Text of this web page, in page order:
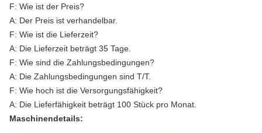
F: Wie ist der Preis?
A: Der Preis ist verhandelbar.
F: Wie ist die Lieferzeit?
A: Die Lieferzeit beträgt 35 Tage.
F: Wie sind die Zahlungsbedingungen?
A: Die Zahlungsbedingungen sind T/T.
F: Wie hoch ist die Versorgungsfähigkeit?
A: Die Lieferfähigkeit beträgt 100 Stück pro Monat.
Maschinendetails: